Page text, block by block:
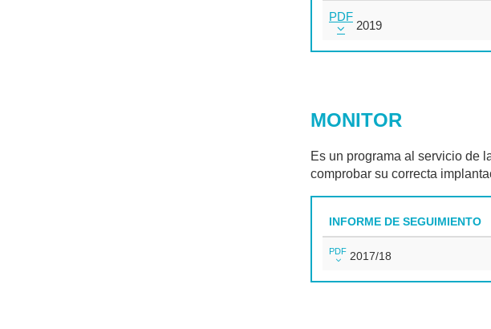
PDF
2019
MONITOR
Es un programa al servicio de
comprobar su correcta
INFORME DE SEGUIMIENTO
PDF 2017/18